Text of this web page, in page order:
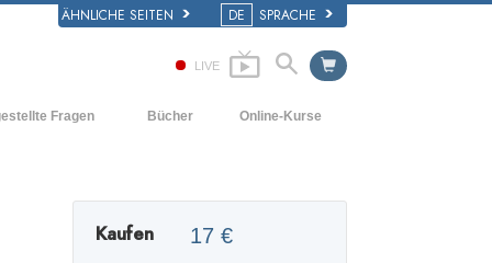
ÄHNLICHE SEITEN DE SPRACHE
LIVE
Fragen
der Scientology
Bücher
Hörbücher
Einführungsvorträge
Online-Kurse
Die Dynamiken des Daseins
Die Bestandteile des Verstehens
Kaufen 17 €